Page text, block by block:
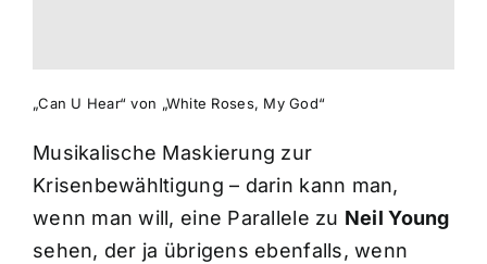
„Can U Hear“ von „White Roses, My God“
Musikalische Maskierung zur
Krisenbewähltigung – darin kann man,
wenn man will, eine Parallele zu Neil Young
sehen, der ja übrigens ebenfalls, wenn